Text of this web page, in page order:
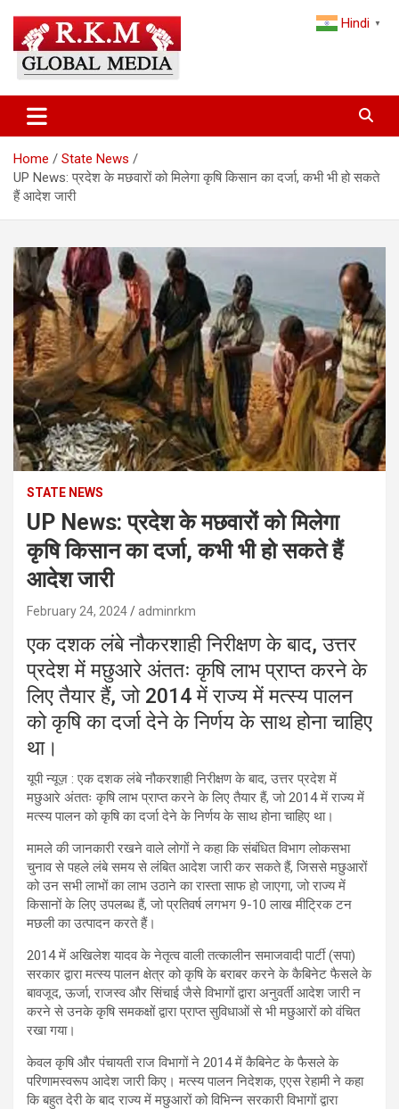
content
Latest Hindi News & Breaking
News – RKM Global Media
and the World
Home
State News
UP News: प्रदेश के मछवारों को मिलेगा कृषि किसान का दर्जा, कभी भी हो सकते
हैं आदेश जारी
STATE NEWS
UP News: प्रदेश के मछवारों को मिलेगा
कृषि किसान का दर्जा, कभी भी हो सकते हैं
आदेश जारी
February 24, 2024 adminrkm
एक दशक लंबे नौकरशाही निरीक्षण के बाद, उत्तर
प्रदेश में मछुआरे अंततः कृषि लाभ प्राप्त करने के
लिए तैयार हैं, जो 2014 में राज्य में मत्स्य पालन
को कृषि का दर्जा देने के निर्णय के साथ होना चाहिए
था।
यूपी न्यूज़ : एक दशक लंबे नौकरशाही निरीक्षण के बाद, उत्तर प्रदेश में
मछुआरे अंततः कृषि लाभ प्राप्त करने के लिए तैयार हैं, जो 2014 में राज्य में
मत्स्य पालन को कृषि का दर्जा देने के निर्णय के साथ होना चाहिए था।
मामले की जानकारी रखने वाले लोगों ने कहा कि संबंधित विभाग लोकसभा
चुनाव से पहले लंबे समय से लंबित आदेश जारी कर सकते हैं, जिससे मछुआरों
को उन सभी लाभों का लाभ उठाने का रास्ता साफ हो जाएगा, जो राज्य में
किसानों के लिए उपलब्ध हैं, जो प्रतिवर्ष लगभग 9-10 लाख मीट्रिक टन
मछली का उत्पादन करते हैं।
2014 में अखिलेश यादव के नेतृत्व वाली तत्कालीन समाजवादी पार्टी (सपा)
सरकार द्वारा मत्स्य पालन क्षेत्र को कृषि के बराबर करने के कैबिनेट फैसले के
बावजूद, ऊर्जा, राजस्व और सिंचाई जैसे विभागों द्वारा अनुवर्ती आदेश जारी न
करने से उनके कृषि समकक्षों द्वारा प्राप्त सुविधाओं से भी मछुआरों को वंचित
रखा गया।
केवल कृषि और पंचायती राज विभागों ने 2014 में कैबिनेट के फैसले के
परिणामस्वरूप आदेश जारी किए। मत्स्य पालन निदेशक, एएस रेहामी ने कहा
कि बहुत देरी के बाद राज्य में मछुआरों को विभिन्न सरकारी विभागों द्वारा
Hindi ▼